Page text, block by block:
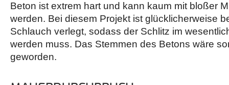
Beton ist extrem hart und kann kaum mit bloßer
werden. Bei diesem Projekt ist glücklicherweise
Schlauch verlegt, sodass der Schlitz im
werden muss. Das Stemmen des Betons wäre
geworden.